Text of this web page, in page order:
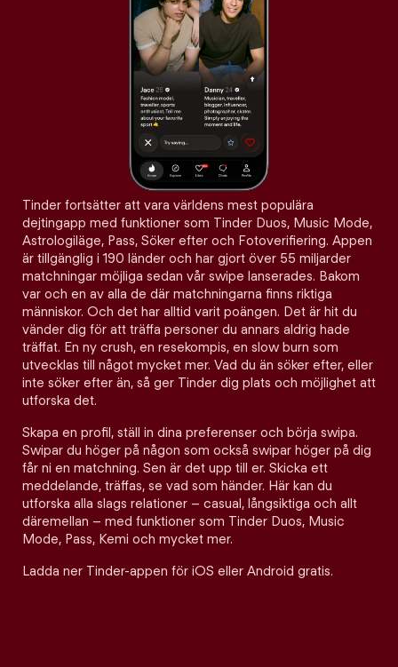
Tinder fortsätter att vara världens mest populära
dejtingapp med funktioner som Tinder Duos, Music Mode,
Astrologiläge, Pass, Söker efter och Fotoverifiering. Appen
är tillgänglig i 190 länder och har gjort över 55 miljarder
matchningar möjliga sedan vår swipe lanserades. Bakom
var och en av alla de där matchningarna finns riktiga
människor. Och det har alltid varit poängen. Det är hit du
vänder dig för att träffa personer du annars aldrig hade
träffat. En ny crush, en resekompis, en slow burn som
utvecklas till något mycket mer. Vad du än söker efter, eller
inte söker efter än, så ger Tinder dig plats och möjlighet att
utforska det.
Skapa en profil, ställ in dina preferenser och börja swipa.
Swipar du höger på någon som också swipar höger på dig
får ni en matchning. Sen är det upp till er. Skicka ett
meddelande, träffas, se vad som händer. Här kan du
utforska alla slags relationer – casual, långsiktiga och allt
däremellan – med funktioner som Tinder Duos, Music
Mode, Pass, Kemi och mycket mer.
Ladda ner Tinder-appen för iOS eller Android gratis.